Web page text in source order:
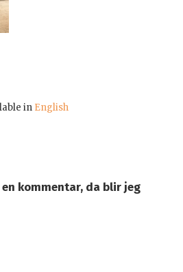
in English
kommentar, da blir jeg